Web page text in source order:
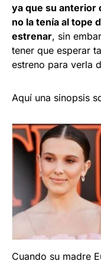
ya que su anterior
no la tenía al tope
estrenar, sin
tener que esperar
estreno para verla
Aquí una sinopsis
Cuando su madre